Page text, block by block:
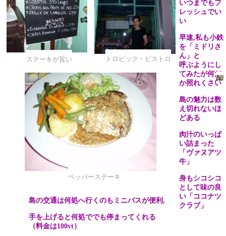
ペッパーステーキ
ステーキが旨い トロピック・ビストロ
島の交通は何処へ行くのもミニバスが便利 ,
手を上げると何処ででも停まってくれる
（料金は100vt）
いつまでもフ
レッシュでい
い
早速,私も小鉄
を「ミドリさ
ん」と
呼ぶようにし
てみたが何だ
か照れくさい
島の魅力は数
え切れないほ
どある
肉汁のいっぱ
い詰まった
「ヴァヌアツ
牛」
身もシコシコ
として味の良
い「ココナツ
クラブ」